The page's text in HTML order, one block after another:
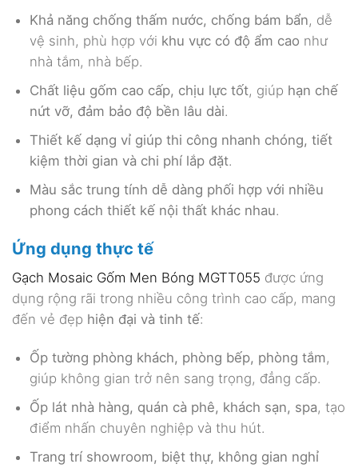
Khả năng chống thấm nước, chống bám bẩn, dễ
vệ sinh, phù hợp với khu vực có độ ẩm cao như
nhà tắm, nhà bếp.
Chất liệu gốm cao cấp, chịu lực tốt, giúp hạn chế
nứt vỡ, đảm bảo độ bền lâu dài.
Thiết kế dạng vỉ giúp thi công nhanh chóng, tiết
kiệm thời gian và chi phí lắp đặt.
Màu sắc trung tính dễ dàng phối hợp với nhiều
phong cách thiết kế nội thất khác nhau.
Ứng dụng thực tế
Gạch Mosaic Gốm Men Bóng MGTT055 được ứng
dụng rộng rãi trong nhiều công trình cao cấp, mang
đến vẻ đẹp hiện đại và tinh tế:
Ốp tường phòng khách, phòng bếp, phòng tắm,
giúp không gian trở nên sang trọng, đẳng cấp.
Ốp lát nhà hàng, quán cà phê, khách sạn, spa, tạo
điểm nhấn chuyên nghiệp và thu hút.
Trang trí showroom, biệt thự, không gian nghỉ